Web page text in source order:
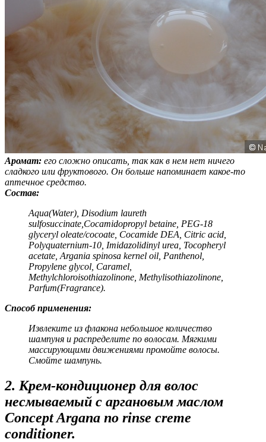
Аромат: его сложно описать, так как в нем нет ничего
сладкого или фруктового. Он больше напоминает какое-то
аптечное средство.
Состав:
Aqua(Water), Disodium laureth
sulfosuccinate,Cocamidopropyl betaine, PEG-18
glyceryl oleate/cocoate, Cocamide DEA, Citric acid,
Polyquaternium-10, Imidazolidinyl urea, Tocopheryl
acetate, Argania spinosa kernel oil, Panthenol,
Propylene glycol, Caramel,
Methylchloroisothiazolinone, Methylisothiazolinone,
Parfum(Fragrance).
Способ применения:
Извлеките из флакона небольшое количество
шампуня и распределите по волосам. Мягкими
массирующими движениями промойте волосы.
Смойте шампунь.
2. Крем-кондиционер для волос
несмываемый с аргановым маслом
Concept Argana no rinse creme
conditioner.